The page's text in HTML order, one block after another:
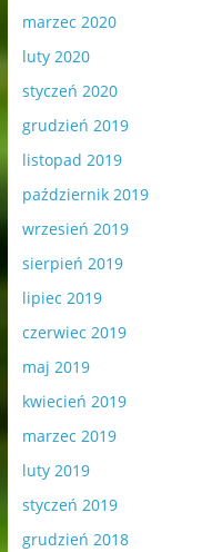
marzec 2020
luty 2020
styczeń 2020
grudzień 2019
listopad 2019
październik 2019
wrzesień 2019
sierpień 2019
lipiec 2019
czerwiec 2019
maj 2019
kwiecień 2019
marzec 2019
luty 2019
styczeń 2019
grudzień 2018